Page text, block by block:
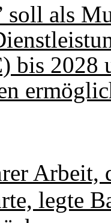
soll als
bis 2028
Arbeit,
legte